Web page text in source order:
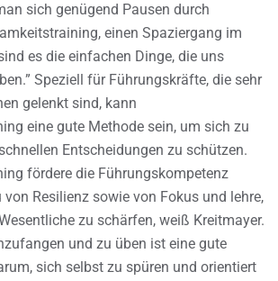
sich genügend Pausen durch
einen Spaziergang im
es die einfachen Dinge, die uns
Speziell für Führungskräfte, die sehr
gelenkt sind, kann
eine gute Methode sein, um sich zu
Entscheidungen zu schützen.
fördere die Führungskompetenz
Resilienz sowie von Fokus und lehre,
zu schärfen, weiß Kreitmayer.
und zu üben ist eine gute
sich selbst zu spüren und orientiert